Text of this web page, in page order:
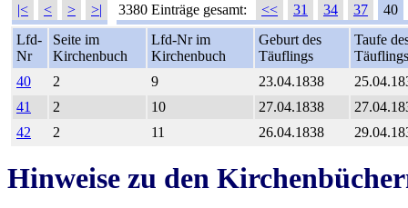
|< < > >| 3380 Einträge gesamt: << 31 34 37
40
Lfd-
Nr
Seite im
Kirchenbuch
Lfd-Nr im
Kirchenbuch
Geburt des
Täuflings
Taufe
Täuflings
40
2 9 23.04.1838
41
2 10 27.04.1838
42
2 11 26.04.1838
Hinweise zu den